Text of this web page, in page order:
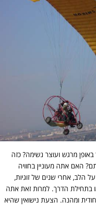
מרגש ועוצר נשימה? כזה
האם אתה מעוניין בחוויה
הלב, אחרי שנים של זוגיות,
בתחילת הדרך. למרות זאת אתה
ומהנה. הצעת נישואין שהיא